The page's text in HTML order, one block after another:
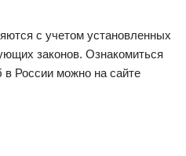
с учетом установленных
законов. Ознакомиться
в России можно на сайте